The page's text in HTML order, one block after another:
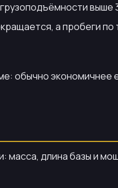
выше
а пробеги по
обычно экономичнее
длина базы и